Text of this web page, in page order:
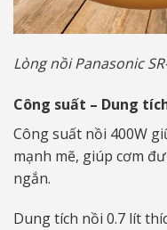
Lòng nồi Panasonic
Công suất – Dung
Công suất nồi 400W
mạnh mẽ, giúp cơm
ngắn.
Dung tích nồi 0.7 lít